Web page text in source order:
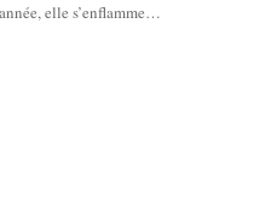
elle s’enflamme…